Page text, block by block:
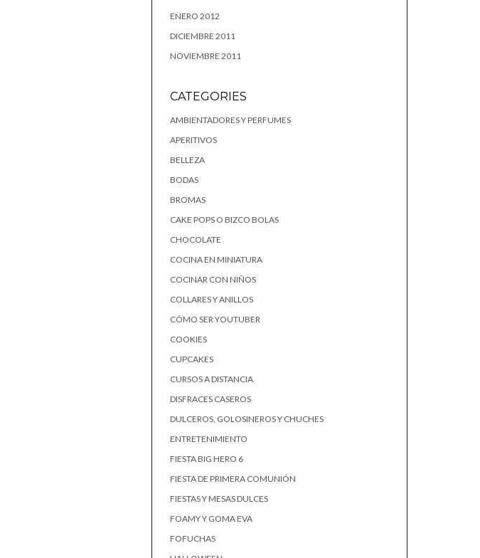
ENERO 2012
DICIEMBRE 2011
NOVIEMBRE 2011
CATEGORIES
AMBIENTADORES Y PERFUMES
APERITIVOS
BELLEZA
BODAS
BROMAS
CAKE POPS O BIZCO BOLAS
CHOCOLATE
COCINA EN MINIATURA
COCINAR CON NIÑOS
COLLARES Y ANILLOS
CÓMO SER YOUTUBER
COOKIES
CUPCAKES
CURSOS A DISTANCIA
DISFRACES CASEROS
DULCEROS, GOLOSINEROS Y CHUCHES
ENTRETENIMIENTO
FIESTA BIG HERO 6
FIESTA DE PRIMERA COMUNIÓN
FIESTAS Y MESAS DULCES
FOAMY Y GOMA EVA
FOFUCHAS